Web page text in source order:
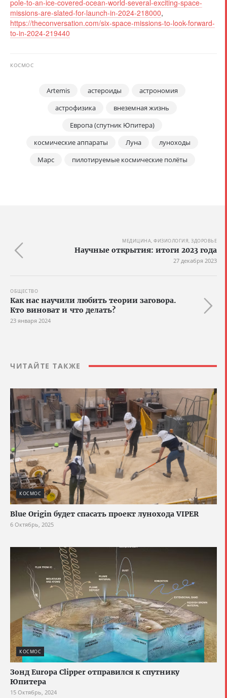
pole-to-an-ice-covered-ocean-world-several-exciting-space-
missions-are-slated-for-launch-in-2024-218000,
https://theconversation.com/six-space-missions-to-look-forward-
to-in-2024-219440
КОСМОС
Artemis астероиды
астрономия
астрофизика
внеземная жизнь
Европа (спутник Юпитера)
космические аппараты
Луна
луноходы
Марс
пилотируемые космические полёты
МЕДИЦИНА, ФИЗИОЛОГИЯ, ЗДОРОВЬЕ
Научные открытия: итоги 2023 года
27 декабря 2023
ОБЩЕСТВО
Как нас научили любить теории заговора.
Кто виноват и что делать?
23 января 2024
ЧИТАЙТЕ ТАКЖЕ
КОСМОС
Blue Origin будет спасать проект лунохода VIPER
6 Октябрь, 2025
КОСМОС
Зонд Europa Clipper отправился к спутнику
Юпитера
15 Октябрь, 2024